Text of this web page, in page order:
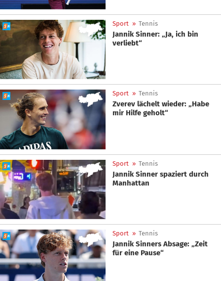
Sport » Tennis
Jannik Sinner: „Ja, ich bin
verliebt“
Sport » Tennis
Zverev lächelt wieder: „Habe
mir Hilfe geholt“
Sport » Tennis
Jannik Sinner spaziert durch
Manhattan
Sport » Tennis
Jannik Sinners Absage: „Zeit
für eine Pause“